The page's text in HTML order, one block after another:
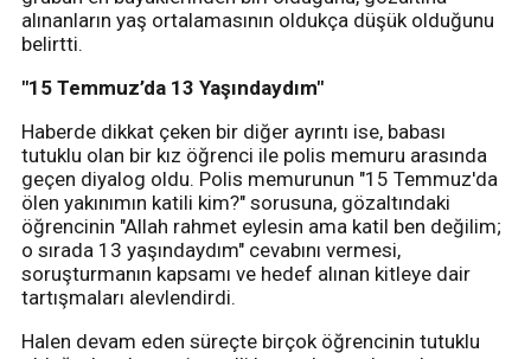
alınanların yaş ortalamasının oldukça düşük olduğunu
belirtti.
"15 Temmuz’da 13 Yaşındaydım"
Haberde dikkat çeken bir diğer ayrıntı ise, babası
tutuklu olan bir kız öğrenci ile polis memuru arasında
geçen diyalog oldu. Polis memurunun "15 Temmuz'da
ölen yakınımın katili kim?" sorusuna, gözaltındaki
öğrencinin "Allah rahmet eylesin ama katil ben değilim;
o sırada 13 yaşındaydım" cevabını vermesi,
soruşturmanın kapsamı ve hedef alınan kitleye dair
tartışmaları alevlendirdi.
Halen devam eden süreçte birçok öğrencinin tutuklu